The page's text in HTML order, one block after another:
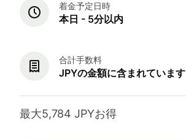
着金予定日時
本日 - 5分以内
合計手数料
JPYの金額に含まれています
最大5,784 JPYお得